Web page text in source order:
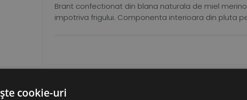
Brant confectionat din blana naturala de miel
impotriva frigului. Componenta interioara din pluta
cookie-uri